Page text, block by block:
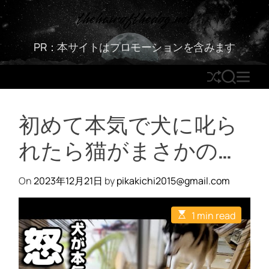
S
k
t
c
thehairofthedog.net
PR：本サイトはプロモーションを含みます
S
h
ff
l
e
S
E
R
C
M
E
初めて本気で犬に叱ら
れたら猫がまさかの…
On2023年12月21日 bypikakichi2015@gmail.com
E
s
t
i
m
a
1 min read